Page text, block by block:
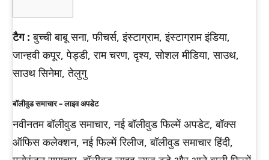
टैग :बुच्ची बाबू सना, फीचर्स, इंस्टाग्राम, इंस्टाग्राम इंडिया,
जान्हवी कपूर, पेड्डी, राम चरण, दृश्य, सोशल मीडिया, साउथ,
साउथ सिनेमा, तेलुगु
बॉलीवुड समाचार – लाइव अपडेट
नवीनतम बॉलीवुड समाचार, नई बॉलीवुड फिल्में अपडेट, बॉक्स
ऑफिस कलेक्शन, नई फिल्में रिलीज, बॉलीवुड समाचार हिंदी,